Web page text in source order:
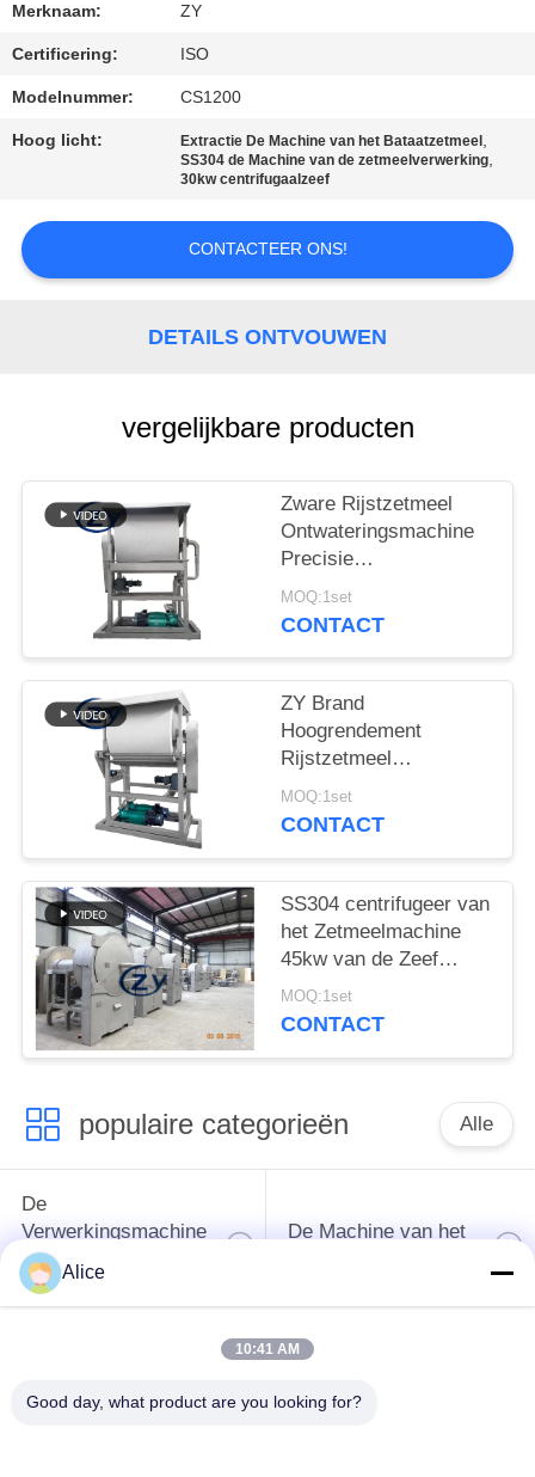
VERZOEK
OM EEN
SITEMAP
Merknaam: ZY
Certificering: ISO
Modelnummer: CS1200
Hoog licht: Extractie De Machine van het Bataatzetmeel ,
SS304 de Machine van de zetmeelverwerking,
30kw centrifugaalzeef
CONTACTEER ONS!
DETAILS ONTVOUWEN
vergelijkbare producten
Zware Rijstzetmeel
Ontwateringsmachine
Precisie
Ontwateringsapparaat
voor
MOQ:1set
CONTACT
ZY Brand
Hoogrendement
Rijstzetmeel
Ontwateringsmachine –
Stabiele Prestaties
MOQ:1set
CONTACT
SS304 centrifugeer van
het Zetmeelmachine
45kw van de Zeef
Bataat het Horizontale
het Type Scherm
MOQ:1set
CONTACT
populaire categorieën Alle
De
Verwerkingsmachine
van het
maniokzetmeel
De Machine van het
De
van de maniokbloem
Alice
10:41 AM
Good day, what product are you looking for?